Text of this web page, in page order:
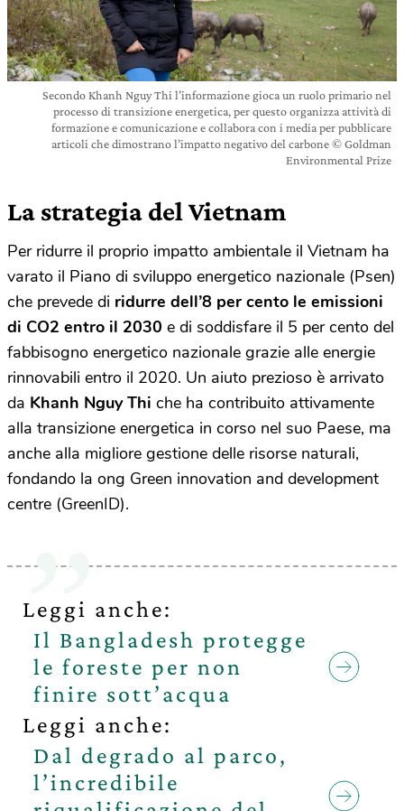
Secondo Khanh Nguy Thi l’informazione gioca un ruolo primario nel
processo di transizione energetica, per questo organizza attività di
formazione e comunicazione e collabora con i media per pubblicare
articoli che dimostrano l’impatto negativo del carbone © Goldman
Environmental Prize
La strategia del Vietnam
Per ridurre il proprio impatto ambientale il Vietnam ha
varato il Piano di sviluppo energetico nazionale (Psen)
che prevede di ridurre dell’8 per cento le emissioni
di CO2 entro il 2030 e di soddisfare il 5 per cento del
fabbisogno energetico nazionale grazie alle energie
rinnovabili entro il 2020. Un aiuto prezioso è arrivato
da Khanh Nguy Thi che ha contribuito attivamente
alla transizione energetica in corso nel suo Paese, ma
anche alla migliore gestione delle risorse naturali,
fondando la ong Green innovation and development
centre (GreenID).
Leggi anche:
Il Bangladesh protegge
le foreste per non
finire sott’acqua
Leggi anche:
Dal degrado al parco,
l’incredibile